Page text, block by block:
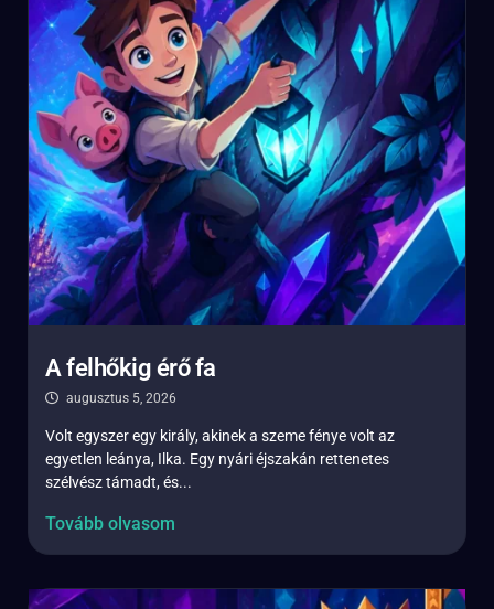
A felhőkig érő fa
augusztus 5, 2026
Volt egyszer egy király, akinek a szeme fénye volt az
egyetlen leánya, Ilka. Egy nyári éjszakán rettenetes
szélvész támadt, és...
Tovább olvasom